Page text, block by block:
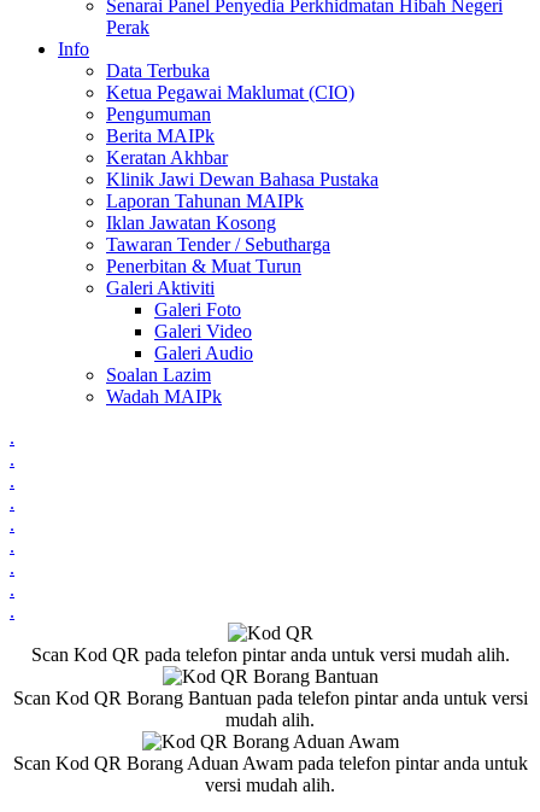
Senarai Panel Penyedia Perkhidmatan Hibah Negeri
Perak
Info
Data Terbuka
Ketua Pegawai Maklumat (CIO)
Pengumuman
Berita MAIPk
Keratan Akhbar
Klinik Jawi Dewan Bahasa Pustaka
Laporan Tahunan MAIPk
Iklan Jawatan Kosong
Tawaran Tender / Sebutharga
Penerbitan & Muat Turun
Galeri Aktiviti
Galeri Foto
Galeri Video
Galeri Audio
Soalan Lazim
Wadah MAIPk
.
.
.
.
.
.
.
.
.
Scan Kod QR pada telefon pintar anda untuk versi mudah alih.
Scan Kod QR Borang Bantuan pada telefon pintar anda untuk versi
mudah alih.
Scan Kod QR Borang Aduan Awam pada telefon pintar anda untuk
versi mudah alih.